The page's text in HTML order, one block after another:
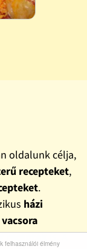
felhasználói élmény
oldalunk célja,
recepteket,
.
házi
vacsora
receptekis. A